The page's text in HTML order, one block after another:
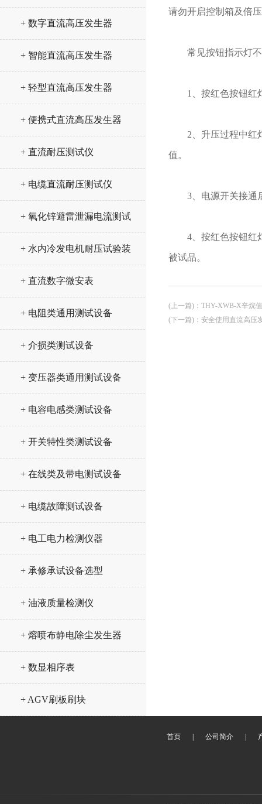
+ 数字直流高压发生器
+ 智能直流高压发生器
+ 轻型直流高压发生器
+ 便携式直流高压发生器
+ 直流耐压测试仪
+ 电缆直流耐压测试仪
+ 氧化锌避雷泄漏电流测试
仪
+ 水内冷发电机耐压试验装
置
+ 直流数字微安表
+ 电阻类通用测试设备
+ 介损类测试设备
+ 变压器类通用测试设备
+ 电容电感类测试设备
+ 开关特性类测试设备
+ 在线类及带电测试设备
+ 电缆故障测试设备
+ 电工电力检测仪器
+ 承修承试设备选型
+ 油液质量检测仪
+ 熔喷布静电除尘发生器
+ 数显相序表
+ AGV刷板刷块
请勿开启控制箱及倍
常见按钮指示灯不
1、按红色按钮红灯
2、升压过程中红灯
值。
3、电源开关接通后
4、按红色按钮红灯
被试品。
(上一篇) ： THY-XWB-X辛烷
(下一篇) ： 安全使用直流高压
首页 公司简介